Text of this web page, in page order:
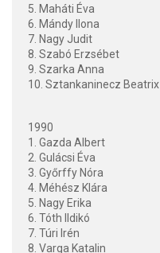
5. Maháti Éva
6. Mándy Ilona
7. Nagy Judit
8. Szabó Erzsébet
9. Szarka Anna
10. Sztankaninecz Beatrix
1990
1. Gazda Albert
2. Gulácsi Éva
3. Győrffy Nóra
4. Méhész Klára
5. Nagy Erika
6. Tóth Ildikó
7. Túri Irén
8. Varga Katalin